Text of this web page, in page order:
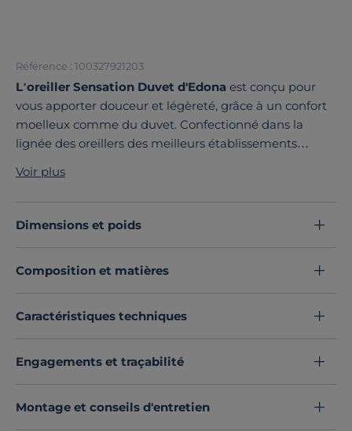
Référence : 100327921203
L’oreiller Sensation Duvet d'Edona est conçu pour
vous apporter douceur et légèreté, grâce à un confort
moelleux comme du duvet. Confectionné dans la
lignée des oreillers des meilleurs établissements
dormeur.
Conçu pour vous faire dormir comme sur un nuage,
l’oreiller est garni de microfibre pour une douceur
produit ne contient aucune substances actives.
Voir plus
Dimensions et poids
Composition et matières
Caractéristiques techniques
Engagements et traçabilité
Montage et conseils d'entretien